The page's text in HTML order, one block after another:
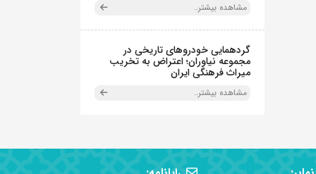
مشاهده بیشتر..
گردهمایی خودروهای تاریخی در
مجموعه نیاوران؛ اعتراض به تخریب
میراث فرهنگی ایران
مشاهده بیشتر..